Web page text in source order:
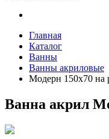
Главная
Каталог
Ванны
Ванны акриловые
Модерн 150х70 на
Ванна акрил